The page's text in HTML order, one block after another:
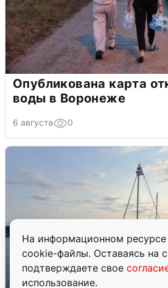
На информационном
cookie-файлы. Оставаясь на
подтверждаете свое
использование.
Опубликована карта
воды в Воронеже
6 августа 0